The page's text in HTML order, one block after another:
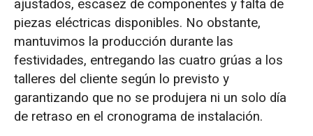
Entrega de grúas puente premium
transfronterizas entre China y Kazajstán
durante el Año Nuevo Chino
Se entregaron 4 grúas puente de alta gama,
lo que garantiza cero retrasos en la
instalación.
ajustados, escasez de componentes y falta de
piezas eléctricas disponibles. No obstante,
mantuvimos la producción durante las
festividades, entregando las cuatro grúas a los
talleres del cliente según lo previsto y
garantizando que no se produjera ni un solo día
de retraso en el cronograma de instalación.